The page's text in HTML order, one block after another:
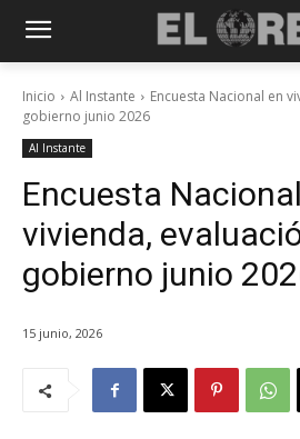
Inicio Al Instante
Encuesta Nacional en
gobierno junio 2026
Al Instante
Encuesta
vivienda,
gobierno junio
15 junio, 2026